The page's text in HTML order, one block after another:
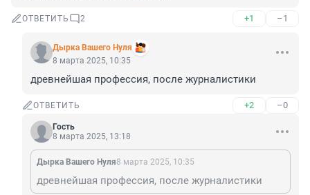
ОТВЕТИТЬ 2 +1 –1
Дырка Вашего Нуля
8 марта 2025, 10:35
древнейшая профессия, после журналистики
ОТВЕТИТЬ +2 –0
Гость
8 марта 2025, 13:18
Дырка Вашего Нуля8 марта 2025, 10:35
древнейшая профессия, после журналистики